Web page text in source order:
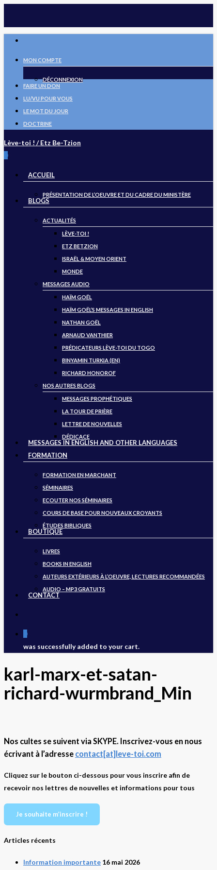
main
FACEBOOK
MON COMPTE
DÉCONNEXION
FAIRE UN DON
LU/VU POUR VOUS
LE MOT DU JOUR
DOCTRINE
Lève-toi ! / Etz Be-Tzion
search
ACCUEIL
PRÉSENTATION DE L’OEUVRE ET DU CADRE DU MINISTÈRE
BLOGS
ACTUALITÉS
LÈVE-TOI !
ETZ BETZION
ISRAËL & MOYEN ORIENT
MONDE
MESSAGES AUDIO
HAÏM GOËL
HAÏM GOËL’S MESSAGES IN ENGLISH
NATHAN GOËL
ARNAUD VANTHIER
PRÉDICATEURS LÈVE-TOI DU TOGO
BINYAMIN TURKIA (EN)
RICHARD HONOROF
NOS AUTRES BLOGS
MESSAGES PROPHÉTIQUES
LA TOUR DE PRIÈRE
LETTRE DE NOUVELLES
DÉDICACE
MESSAGES IN ENGLISH AND OTHER LANGUAGES
FORMATION
FORMATION EN MARCHANT
SÉMINAIRES
ECOUTER NOS SÉMINAIRES
COURS DE BASE POUR NOUVEAUX CROYANTS
ÉTUDES BIBLIQUES
BOUTIQUE
LIVRES
BOOKS IN ENGLISH
AUTEURS EXTÉRIEURS À L’OEUVRE, LECTURES RECOMMANDÉES
AUDIO – MP3 GRATUITS
CONTACT
was successfully added to your cart.
karl-marx-et-satan-
richard-wurmbrand_Min
Nos cultes se suivent via SKYPE. Inscrivez-vous en nous
écrivant à l’adresse contact[at]leve-toi.com
Cliquez sur le bouton ci-dessous pour vous inscrire afin de
recevoir nos lettres de nouvelles et informations pour tous
Je souhaite m’inscrire !
Articles récents
Information importante 16 mai 2026